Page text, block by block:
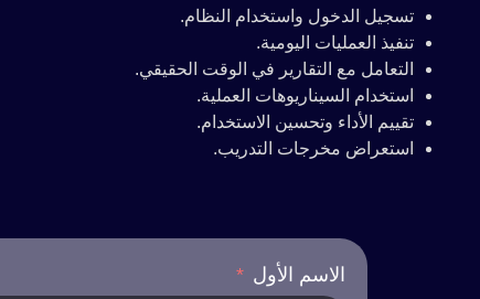
تسجيل الدخول واستخدام النظام.
تنفيذ العمليات اليومية.
التعامل مع التقارير في الوقت الحقيقي.
استخدام السيناريوهات العملية.
تقييم الأداء وتحسين الاستخدام.
استعراض مخرجات التدريب.
الاسم الأول